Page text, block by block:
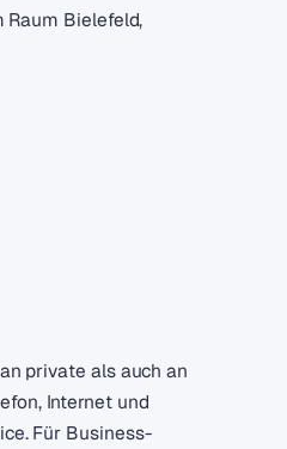
Bielefeld,
private als auch an
Internet und
Für Business-